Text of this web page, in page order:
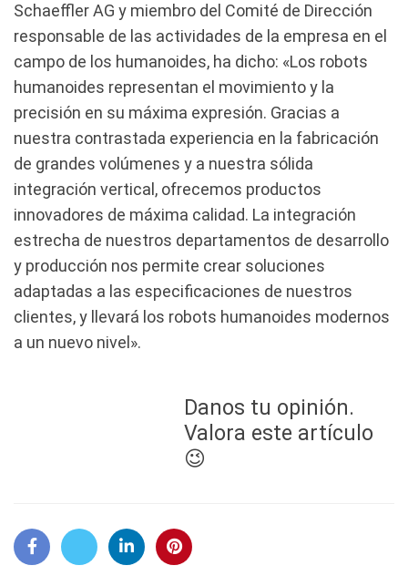
Schaeffler AG y miembro del Comité de Dirección
responsable de las actividades de la empresa en el
campo de los humanoides, ha dicho: «Los robots
humanoides representan el movimiento y la
precisión en su máxima expresión. Gracias a
nuestra contrastada experiencia en la fabricación
de grandes volúmenes y a nuestra sólida
integración vertical, ofrecemos productos
innovadores de máxima calidad. La integración
estrecha de nuestros departamentos de desarrollo
y producción nos permite crear soluciones
adaptadas a las especificaciones de nuestros
clientes, y llevará los robots humanoides modernos
a un nuevo nivel».
Danos tu opinión.
Valora este artículo
😉